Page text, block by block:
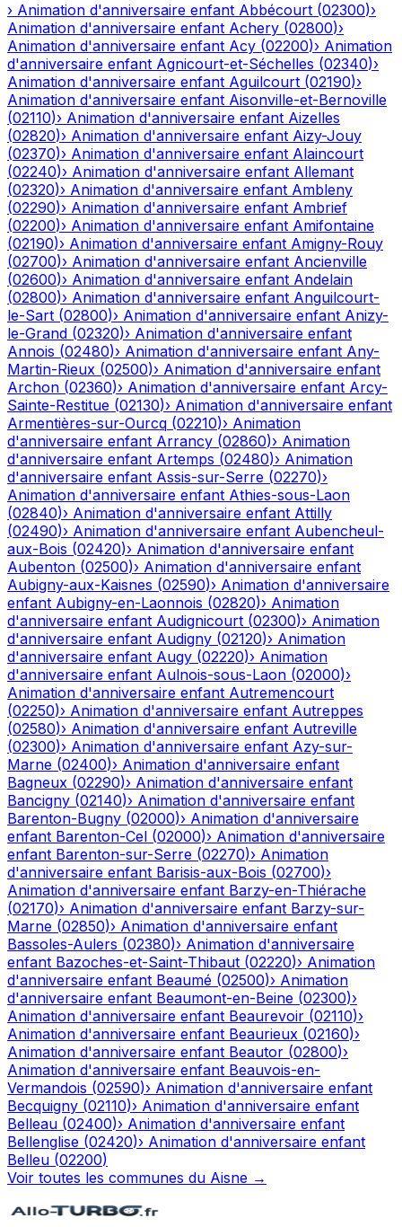
› Animation d'anniversaire enfant Abbécourt (02300)›
Animation d'anniversaire enfant Achery (02800)›
Animation d'anniversaire enfant Acy (02200)› Animation
d'anniversaire enfant Agnicourt-et-Séchelles (02340)›
Animation d'anniversaire enfant Aguilcourt (02190)›
Animation d'anniversaire enfant Aisonville-et-Bernoville
(02110)› Animation d'anniversaire enfant Aizelles
(02820)› Animation d'anniversaire enfant Aizy-Jouy
(02370)› Animation d'anniversaire enfant Alaincourt
(02240)› Animation d'anniversaire enfant Allemant
(02320)› Animation d'anniversaire enfant Ambleny
(02290)› Animation d'anniversaire enfant Ambrief
(02200)› Animation d'anniversaire enfant Amifontaine
(02190)› Animation d'anniversaire enfant Amigny-Rouy
(02700)› Animation d'anniversaire enfant Ancienville
(02600)› Animation d'anniversaire enfant Andelain
(02800)› Animation d'anniversaire enfant Anguilcourt-
le-Sart (02800)› Animation d'anniversaire enfant Anizy-
le-Grand (02320)› Animation d'anniversaire enfant
Annois (02480)› Animation d'anniversaire enfant Any-
Martin-Rieux (02500)› Animation d'anniversaire enfant
Archon (02360)› Animation d'anniversaire enfant Arcy-
Sainte-Restitue (02130)› Animation d'anniversaire enfant
Armentières-sur-Ourcq (02210)› Animation
d'anniversaire enfant Arrancy (02860)› Animation
d'anniversaire enfant Artemps (02480)› Animation
d'anniversaire enfant Assis-sur-Serre (02270)›
Animation d'anniversaire enfant Athies-sous-Laon
(02840)› Animation d'anniversaire enfant Attilly
(02490)› Animation d'anniversaire enfant Aubencheul-
aux-Bois (02420)› Animation d'anniversaire enfant
Aubenton (02500)› Animation d'anniversaire enfant
Aubigny-aux-Kaisnes (02590)› Animation d'anniversaire
enfant Aubigny-en-Laonnois (02820)› Animation
d'anniversaire enfant Audignicourt (02300)› Animation
d'anniversaire enfant Audigny (02120)› Animation
d'anniversaire enfant Augy (02220)› Animation
d'anniversaire enfant Aulnois-sous-Laon (02000)›
Animation d'anniversaire enfant Autremencourt
(02250)› Animation d'anniversaire enfant Autreppes
(02580)› Animation d'anniversaire enfant Autreville
(02300)› Animation d'anniversaire enfant Azy-sur-
Marne (02400)› Animation d'anniversaire enfant
Bagneux (02290)› Animation d'anniversaire enfant
Bancigny (02140)› Animation d'anniversaire enfant
Barenton-Bugny (02000)› Animation d'anniversaire
enfant Barenton-Cel (02000)› Animation d'anniversaire
enfant Barenton-sur-Serre (02270)› Animation
d'anniversaire enfant Barisis-aux-Bois (02700)›
Animation d'anniversaire enfant Barzy-en-Thiérache
(02170)› Animation d'anniversaire enfant Barzy-sur-
Marne (02850)› Animation d'anniversaire enfant
Bassoles-Aulers (02380)› Animation d'anniversaire
enfant Bazoches-et-Saint-Thibaut (02220)› Animation
d'anniversaire enfant Beaumé (02500)› Animation
d'anniversaire enfant Beaumont-en-Beine (02300)›
Animation d'anniversaire enfant Beaurevoir (02110)›
Animation d'anniversaire enfant Beaurieux (02160)›
Animation d'anniversaire enfant Beautor (02800)›
Animation d'anniversaire enfant Beauvois-en-
Vermandois (02590)› Animation d'anniversaire enfant
Becquigny (02110)› Animation d'anniversaire enfant
Belleau (02400)› Animation d'anniversaire enfant
Bellenglise (02420)› Animation d'anniversaire enfant
Belleu (02200)
Voir toutes les communes du Aisne →